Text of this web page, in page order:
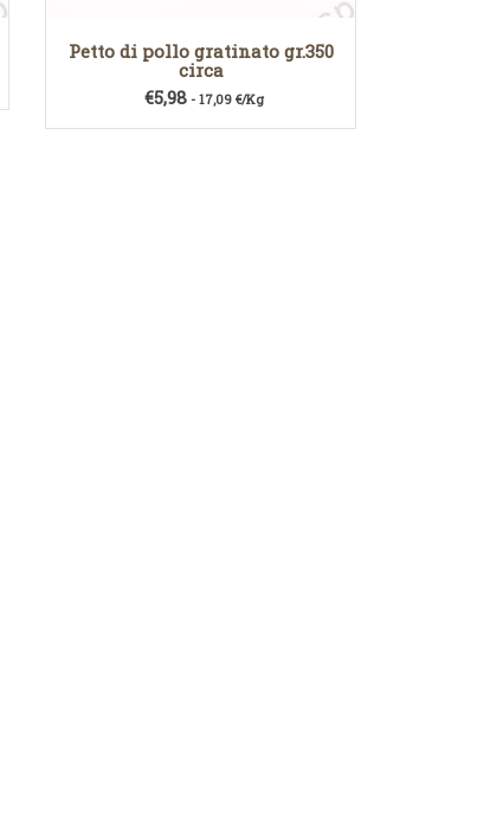
Petto di pollo gratinato gr.350
circa
€5,98- 17,09 €/Kg